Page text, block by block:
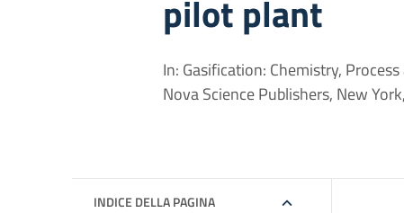
pilot plant
In: Gasification: Chemistry,
Nova Science Publishers, New
INDICE DELLA PAGINA